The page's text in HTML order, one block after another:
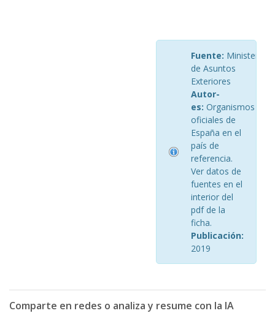
Fuente: Ministerio
de Asuntos
Exteriores
Autor-
es: Organismos
oficiales de
España en el
país de
referencia.
Ver datos de
fuentes en el
interior del
pdf de la
ficha.
Publicación:
2019
Comparte en redes o analiza y resume con la IA